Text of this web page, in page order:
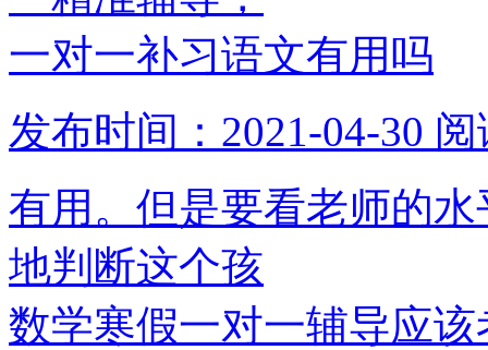
一对一补习语文有用吗
发布时间：2021-04-30 阅
有用。但是要看老师的
地判断这个孩
数学寒假一对一辅导应